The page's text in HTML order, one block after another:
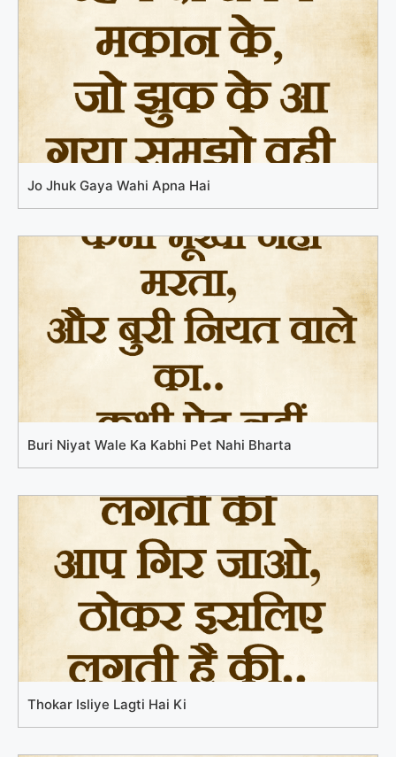
Jo Jhuk Gaya Wahi Apna Hai
Buri Niyat Wale Ka Kabhi Pet Nahi Bharta
Thokar Isliye Lagti Hai Ki